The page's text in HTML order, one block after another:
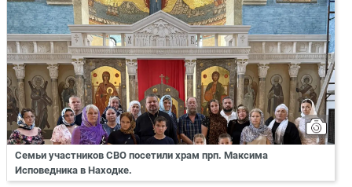
Семьи участников СВО посетили храм прп. Максима
Исповедника в Находке.